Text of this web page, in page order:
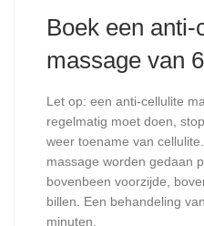
Boek een anti-
massage van
Let op: een anti-cellulite
regelmatig moet doen,
weer toename van
massage worden gedaan
bovenbeen voorzijde,
billen. Een behandeling
minuten.